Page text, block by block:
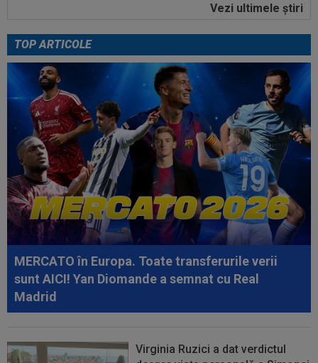
Belgienii s-au convins de Darius Olaru, după
09:03
Petrolul - Oțelul, LIVE VIDEO, 18:30, Digi Sport
1. Moldovenii s-au impus cu...
08:58
Hakan Calhanoglu a ”dat din casă”! Ce
obiective a setat Cristi Chivu la Inter...
08:57
”Meciul anului”: în minutul 10, oaspeții
conduceau cu 3-0, însă abia apoi a...
08:52
După 1.085 de zile! Adrian Mazilu a dat primul
gol pentru Dinamo și nu s-a...
08:43
Universitatea Craiova - FC Argeș, LIVE VIDEO,
21:30, DGS 1. Un jucător a plecat...
Vezi ultimele ştiri
TOP ARTICOLE
MERCATO în Europa. Toate transferurile verii
sunt AICI! Yan Diomande a semnat cu Real
Madrid
Virginia Ruzici a dat verdictul